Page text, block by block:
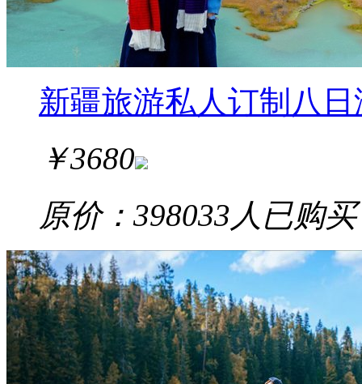
新疆旅游私人订制八
￥3680
原价：398033 人已购买